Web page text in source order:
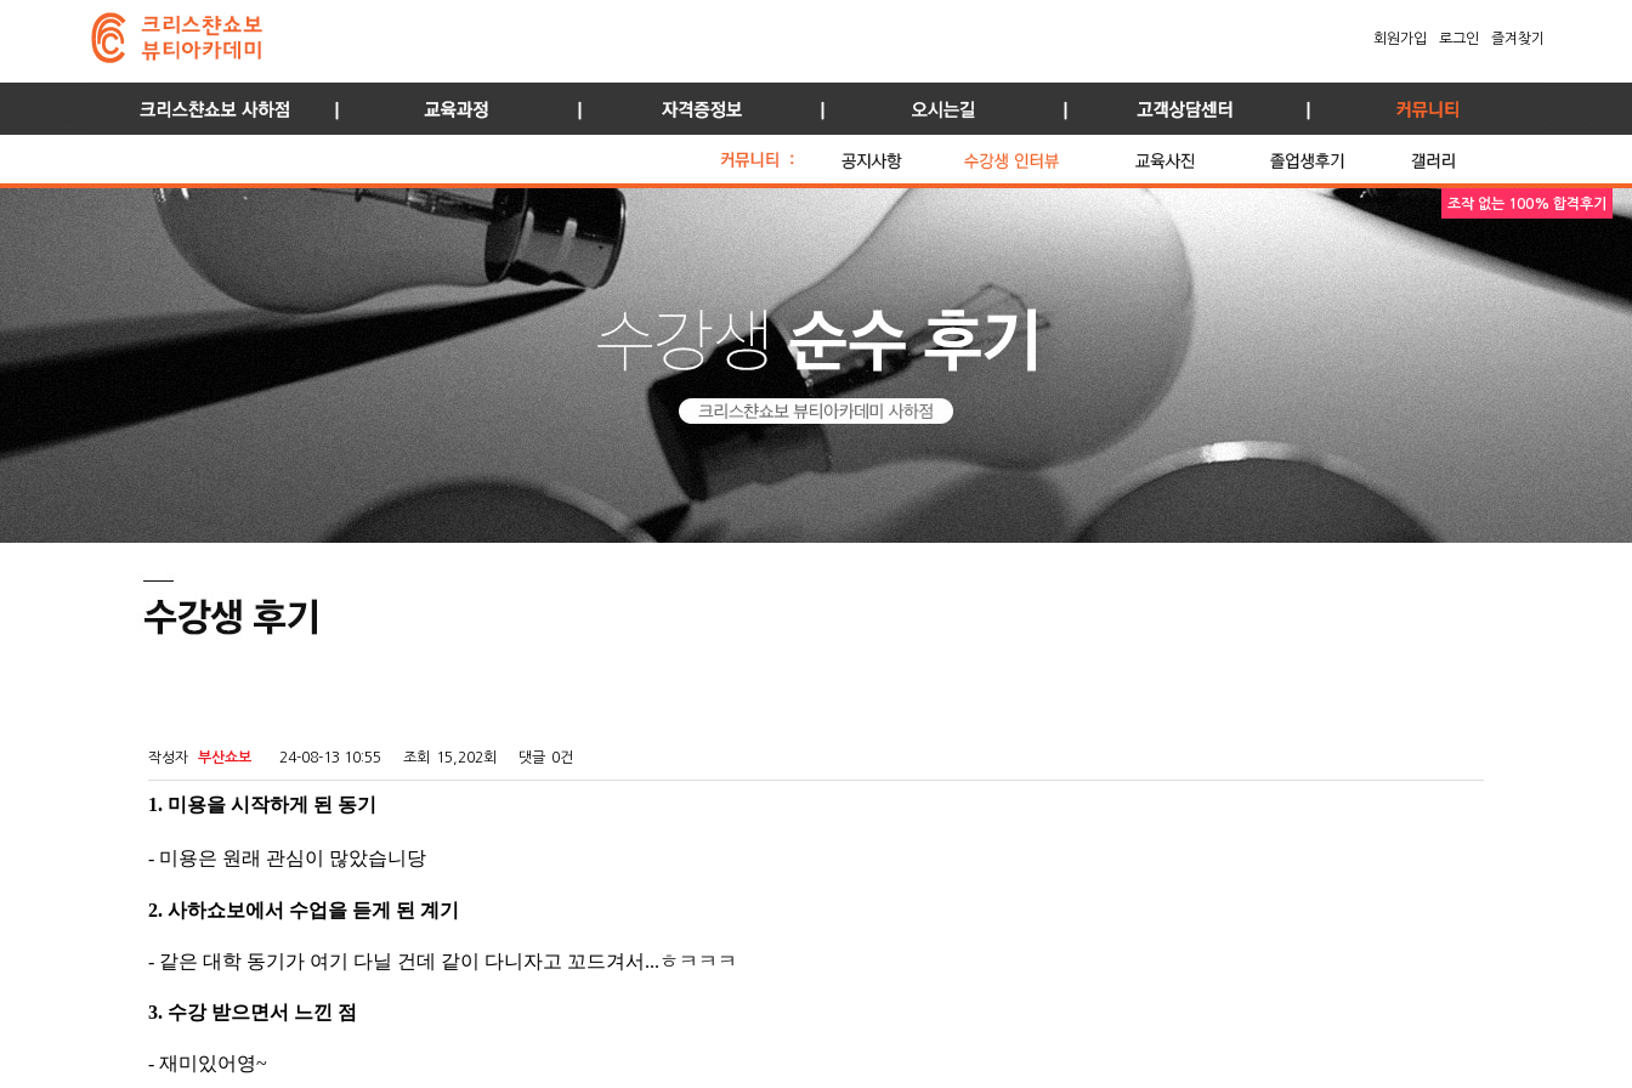
회원가입 로그인 즐겨찾기
조작 없는 100% 합격후기
작성자 부산쇼보 24-08-13 10:55 조회 15,202회 댓글 0건
1. 미용을 시작하게 된 동기
- 미용은 원래 관심이 많았습니당
2. 사하쇼보에서 수업을 듣게 된 계기
- 같은 대학 동기가 여기 다닐 건데 같이 다니자고 꼬드겨서...ㅎㅋㅋㅋ
3. 수강 받으면서 느낀 점
- 재미있어영~